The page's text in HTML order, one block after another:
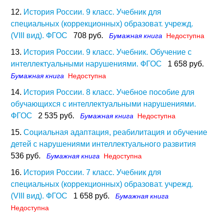
12. История России. 9 класс. Учебник для
специальных (коррекционных) образоват. учрежд.
(VIII вид). ФГОС
708 руб. Бумажная книга Недоступна
13. История России. 9 класс. Учебник. Обучение с
интеллектуальными нарушениями. ФГОС
1 658 руб.
Бумажная книга Недоступна
14. История России. 8 класс. Учебное пособие для
обучающихся с интеллектуальными нарушениями.
ФГОС
2 535 руб. Бумажная книга Недоступна
15. Социальная адаптация, реабилитация и обучение
детей с нарушениями интеллектуального развития
536 руб.
Бумажная книга Недоступна
16. История России. 7 класс. Учебник для
специальных (коррекционных) образоват. учрежд.
(VIII вид). ФГОС
1 658 руб.
Бумажная книга
Недоступна